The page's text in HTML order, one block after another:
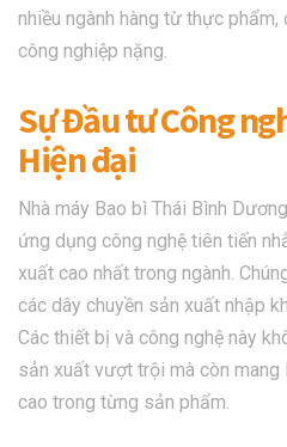
nhiều ngành hàng từ thực
công nghiệp nặng.
Sự Đầu tư Công
Hiện đại
Nhà máy Bao bì Thái Bình
ứng dụng công nghệ tiên tiến
xuất cao nhất trong ngành.
các dây chuyền sản xuất nhập
Các thiết bị và công nghệ này
sản xuất vượt trội mà còn
cao trong từng sản phẩm.